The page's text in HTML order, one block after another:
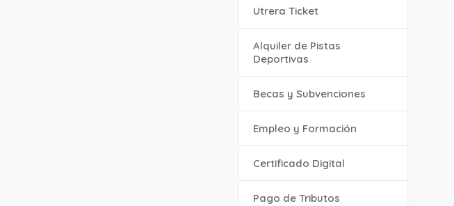
Utrera Ticket
Alquiler de Pistas
Deportivas
Becas y Subvenciones
Empleo y Formación
Certificado Digital
Pago de Tributos